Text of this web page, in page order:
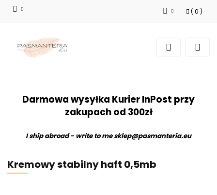
( 0 )
Darmowa wysyłka Kurier InPost przy
zakupach od 300zł
I ship abroad - write to mesklep@pasmanteria.eu
Kremowy stabilny haft 0,5mb